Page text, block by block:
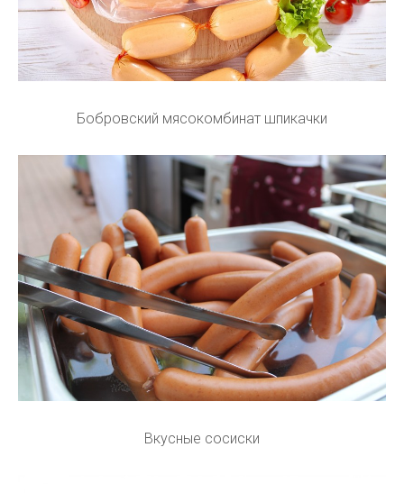
Бобровский мясокомбинат шпикачки
Вкусные сосиски